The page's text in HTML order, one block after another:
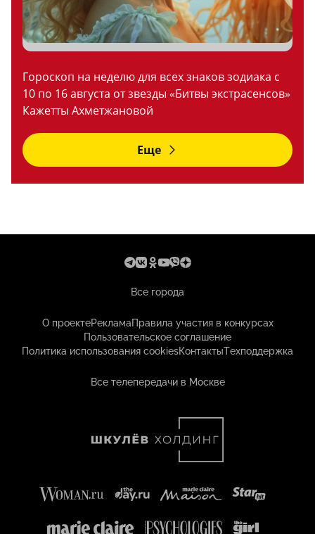
Гороскоп на неделю для всех знаков зодиака с
10 по 16 августа от звезды «Битвы экстрасенсов»
Кажетты Ахметжановой
Еще
Все города
О проектеРекламаПравила участия в конкурсах
Пользовательское соглашение
Политика использования cookiesКонтактыТехподдержка
Все телепередачи в Москве